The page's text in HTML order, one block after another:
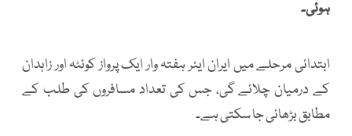
ہوئی۔
ابتدائی مرحلے میں ایران ایئر ہفتہ وار ایک پرواز کوئٹہ اور زاہدان
کے درمیان چلائے گی، جس کی تعداد مسافروں کی طلب کے
مطابق بڑھائی جا سکتی ہے۔